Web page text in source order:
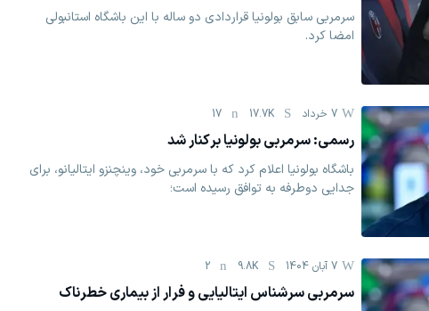
سرمربی سابق بولونیا قراردادی دو ساله با این باشگاه استانبولی
امضا کرد.
7 خرداد 17.7K
17
رسمی: سرمربی بولونیا برکنار شد
باشگاه بولونیا اعلام کرد که با سرمربی خود، وینچنزو ایتالیانو، برای
جدایی دوطرفه به توافق رسیده است؛
7 آبان 1404 9.8K
2
سرمربی سرشناس ایتالیایی و فرار از بیماری خطرناک